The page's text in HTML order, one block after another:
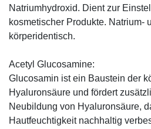
Natriumhydroxid. Dient zur
kosmetischer Produkte. Natrium-
körperidentisch.
Acetyl Glucosamine:
Glucosamin ist ein Baustein der
Hyaluronsäure und fördert
Neubildung von Hyaluronsäure,
Hautfeuchtigkeit nachhaltig